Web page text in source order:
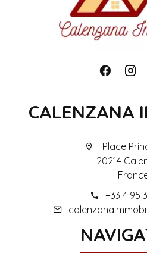
CALENZANA
Place
20214
+33 4 95